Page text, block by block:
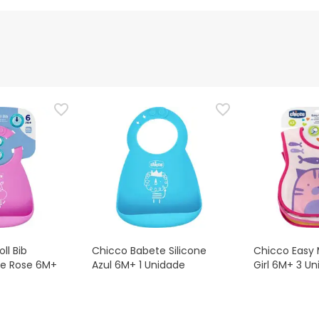
para este produto, mas estamos a trabalhar nisso.
disso, se desejares, também podes devolver o produto
Bib
Rose 6M+
Chicco Babete Silicone
Azul 6M+ 1 Unidade
Chicco Easy
Girl 6M+ 3